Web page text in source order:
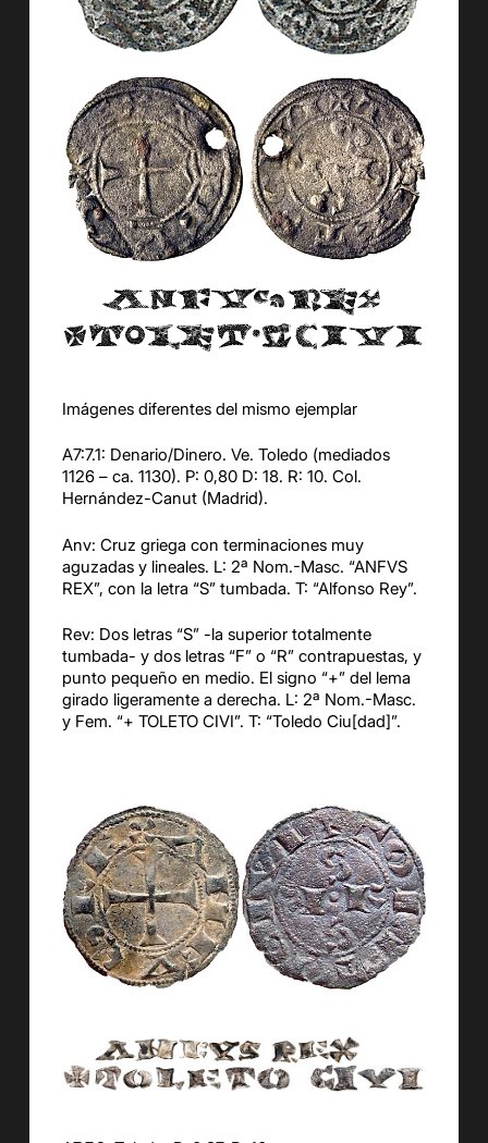
Imágenes diferentes del mismo ejemplar
A7:7.1: Denario/Dinero. Ve. Toledo (mediados
1126 – ca. 1130). P: 0,80 D: 18. R: 10. Col.
Hernández-Canut (Madrid).
Anv: Cruz griega con terminaciones muy
aguzadas y lineales. L: 2ª Nom.-Masc. “ANFVS
REX”, con la letra “S” tumbada. T: “Alfonso Rey”.
Rev: Dos letras “S” -la superior totalmente
tumbada- y dos letras “F” o “R” contrapuestas, y
punto pequeño en medio. El signo “+” del lema
girado ligeramente a derecha. L: 2ª Nom.-Masc.
y Fem. “+ TOLETO CIVI”. T: “Toledo Ciu[dad]”.